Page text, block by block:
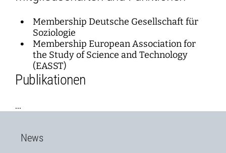
Membership Deutsche Gesellschaft für
Soziologie
Membership European Association for
the Study of Science and Technology
(EASST)
Publikationen
...
News